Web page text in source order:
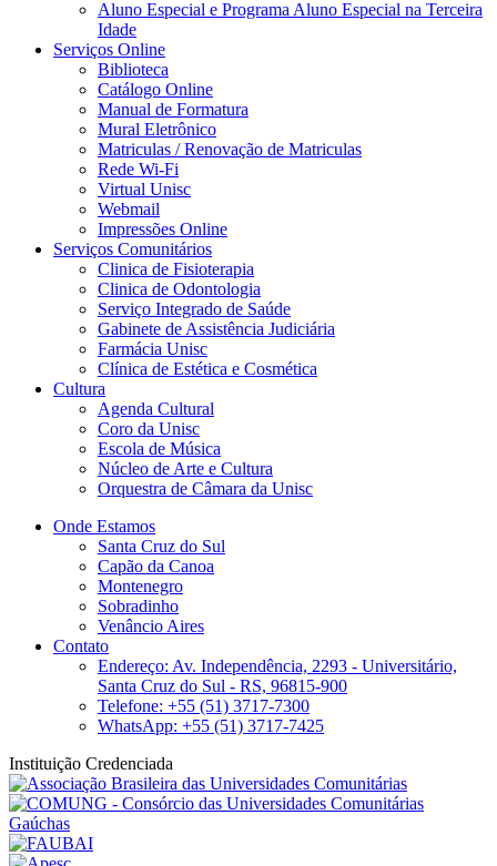
Aluno Especial e Programa Aluno Especial na Terceira
Idade
Serviços Online
Biblioteca
Catálogo Online
Manual de Formatura
Mural Eletrônico
Matriculas / Renovação de Matriculas
Rede Wi-Fi
Virtual Unisc
Webmail
Impressões Online
Serviços Comunitários
Clinica de Fisioterapia
Clinica de Odontologia
Serviço Integrado de Saúde
Gabinete de Assistência Judiciária
Farmácia Unisc
Clínica de Estética e Cosmética
Cultura
Agenda Cultural
Coro da Unisc
Escola de Música
Núcleo de Arte e Cultura
Orquestra de Câmara da Unisc
Onde Estamos
Santa Cruz do Sul
Capão da Canoa
Montenegro
Sobradinho
Venâncio Aires
Contato
Endereço: Av. Independência, 2293 - Universitário,
Santa Cruz do Sul - RS, 96815-900
Telefone: +55 (51) 3717-7300
WhatsApp: +55 (51) 3717-7425
Instituição Credenciada